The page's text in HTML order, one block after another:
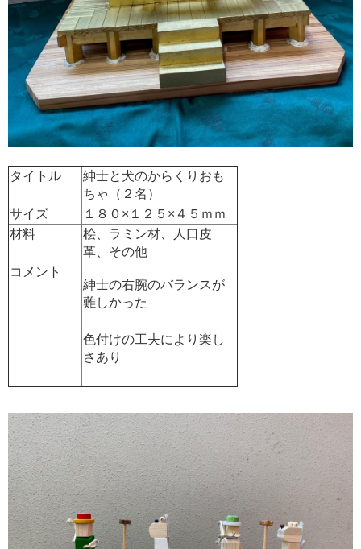
タイトル
紳士と犬のからくりおも
ちゃ（２名）
サイズ
１８０×１２５×４５ｍｍ
材料
桧、ラミン材、人口皮
革、その他
コメント
紳士の右腕のバランスが
難しかった
色付けの工夫により楽し
さあり